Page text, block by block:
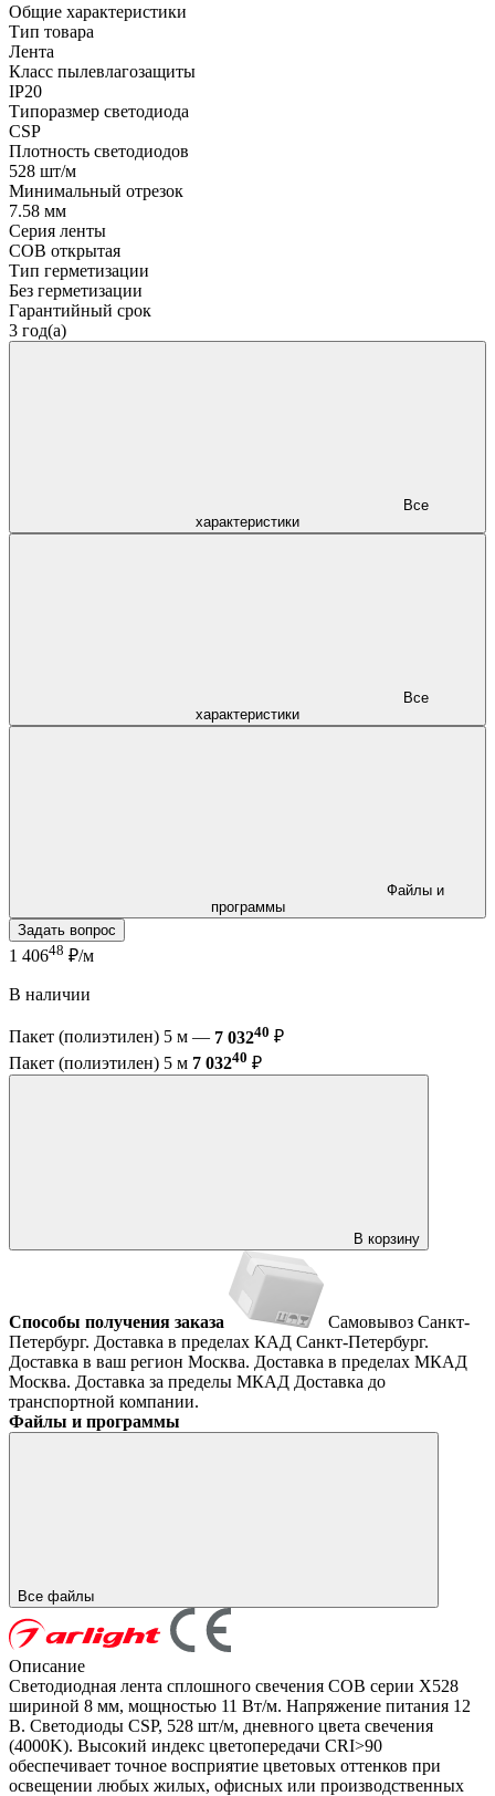
Общие характеристики
Тип товара
Лента
Класс пылевлагозащиты
IP20
Типоразмер светодиода
CSP
Плотность светодиодов
528 шт/м
Минимальный отрезок
7.58 мм
Серия ленты
COB открытая
Тип герметизации
Без герметизации
Гарантийный срок
3 год(а)
характеристики
характеристики
программы
Задать вопрос
1 40648 ₽/м
В наличии
Пакет (полиэтилен) 5 м — 7 03240 ₽
Пакет (полиэтилен) 5 м 7 03240 ₽
В корзину
Способы получения заказа Самовывоз Санкт-
Петербург. Доставка в пределах КАД Санкт-Петербург.
Доставка в ваш регион Москва. Доставка в пределах МКАД
Москва. Доставка за пределы МКАД Доставка до
транспортной компании.
Файлы и программы
Все файлы
Описание
Светодиодная лента сплошного свечения COB серии X528
шириной 8 мм, мощностью 11 Вт/м. Напряжение питания 12
В. Светодиоды CSP, 528 шт/м, дневного цвета свечения
(4000K). Высокий индекс цветопередачи CRI>90
обеспечивает точное восприятие цветовых оттенков при
освещении любых жилых, офисных или производственных